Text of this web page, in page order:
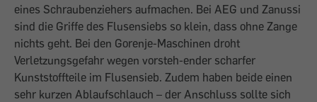
eines ­Schraubenziehers aufmachen. Bei AEG und Zanussi
sind die Griffe des Flusensiebs so klein, dass ohne Zange
nichts geht. Bei den Gorenje-Maschinen droht
Verletzungsgefahr wegen vorsteh-ender scharfer
Kunststoffteile im Flusensieb. Zudem ­haben beide einen
sehr kurzen Ablaufschlauch – der Anschluss sollte sich